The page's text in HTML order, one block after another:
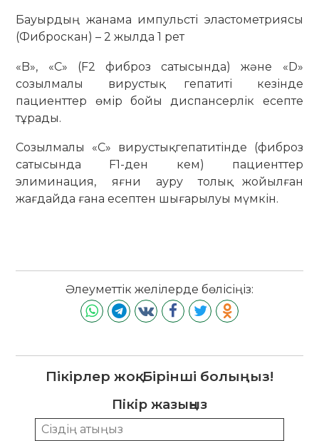
Бауырдың жанама импульсті эластометриясы
(Фиброскан) – 2 жылда 1 рет
«B», «С» (F2 фиброз сатысында) және «D»
созылмалы вирустық гепатиті кезінде
пациенттер өмір бойы диспансерлік есепте
тұрады.
Созылмалы «С» вирустық гепатитінде (фиброз
сатысында F1-ден кем) пациенттер
элиминация, яғни ауру толық жойылған
жағдайда ғана есептен шығарылуы мүмкін.
Әлеуметтік желілерде бөлісіңіз:
Пікірлер жоқ. Бірінші болыңыз!
Пікір жазыңыз